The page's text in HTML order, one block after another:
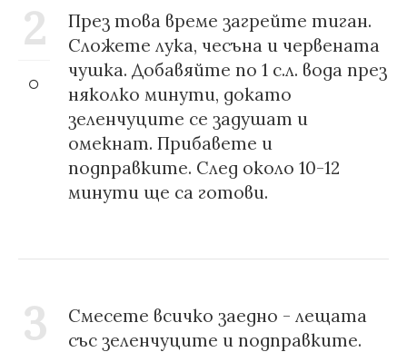
2
През това време загрейте тиган.
Сложете лука, чесъна и червената
чушка. Добавяйте по 1 с.л. вода през
няколко минути, докато
зеленчуците се задушат и
омекнат. Прибавете и
подправките. След около 10-12
минути ще са готови.
3
Смесете всичко заедно - лещата
със зеленчуците и подправките.